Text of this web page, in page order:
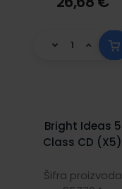
Bright Ideas 5
Class CD (X5)
Šifra proizvoda